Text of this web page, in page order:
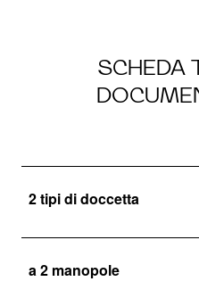
SCHEDA
2 tipi di doccetta
a 2 manopole